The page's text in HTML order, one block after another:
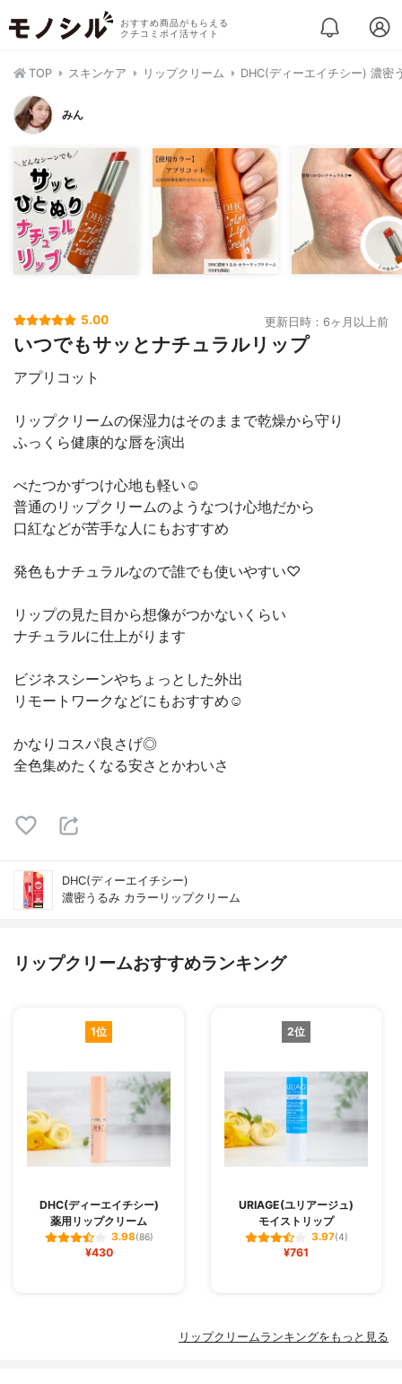
おすすめ商品がもらえる
クチコミポイ活サイト
TOP スキンケア リップクリーム DHC(ディーエイチシー) 濃密
みん
5.00 更新日時：6ヶ月以上前
いつでもサッとナチュラルリップ
アプリコット
リップクリームの保湿力はそのままで乾燥から守り
ふっくら健康的な唇を演出
べたつかずつけ心地も軽い☺️
普通のリップクリームのようなつけ心地だから
口紅などが苦手な人にもおすすめ
発色もナチュラルなので誰でも使いやすい♡
リップの見た目から想像がつかないくらい
ナチュラルに仕上がります
ビジネスシーンやちょっとした外出
リモートワークなどにもおすすめ☺️
かなりコスパ良さげ◎
全色集めたくなる安さとかわいさ
DHC(ディーエイチシー)
濃密うるみ カラーリップクリーム
リップクリームおすすめランキング
1位
DHC(ディーエイチシー)
薬用リップクリーム
3.98(86)
¥430
2位
URIAGE(ユリアージュ)
モイストリップ
3.97(4)
¥761
リップクリームランキングをもっと見る